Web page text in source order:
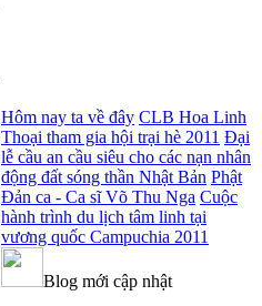
Hôm nay ta về đây CLB Hoa Linh
Thoại tham gia hội trại hè 2011 Đại
lễ cầu an cầu siêu cho các nạn nhân
động đất sóng thần Nhật Bản Phật
Đản ca - Ca sĩ Võ Thu Nga Cuộc
hành trình du lịch tâm linh tại
vương quốc Campuchia 2011
Blog mới cập nhật